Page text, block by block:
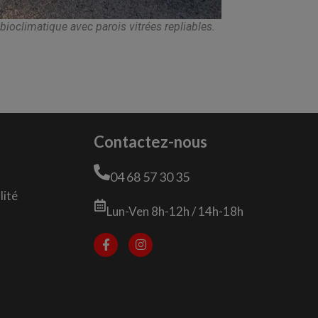
avec parois vitrées repliables.
Contactez-nous
04 68 57 30 35
Lun-Ven 8h-12h / 14h-18h